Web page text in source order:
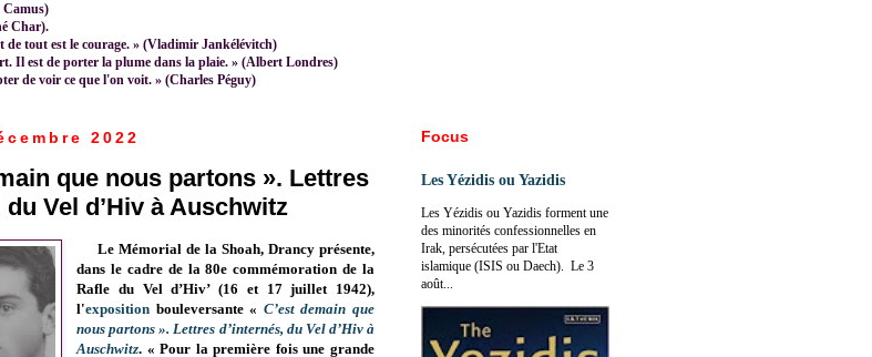
Camus)
Char).
de tout est le courage. » (Vladimir Jankélévitch)
Il est de porter la plume dans la plaie. » (Albert Londres)
de voir ce que l'on voit. » (Charles Péguy)
2022
que nous partons ». Lettres
du Vel d’Hiv à Auschwitz
Le Mémorial de la Shoah, Drancy présente,
dans le cadre de la 80e commémoration de la
Rafle du Vel d’Hiv’ (16 et 17 juillet 1942),
l'exposition bouleversante« C’est demain que
nous partons ». Lettres d’internés, du Vel d’Hiv à
Auschwitz. « Pour la première fois une grande
Focus
Les Yézidis ou Yazidis
Les Yézidis ou Yazidis forment une
des minorités confessionnelles en
Irak, persécutées par l'Etat
islamique (ISIS ou Daech). Le 3
août...